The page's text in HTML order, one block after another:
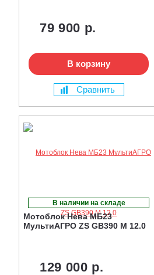
79 900 р.
В корзину
Сравнить
В наличии на складе
Мотоблок Нева МБ23
МультиАГРО ZS GB390 M 12.0
129 000 р.